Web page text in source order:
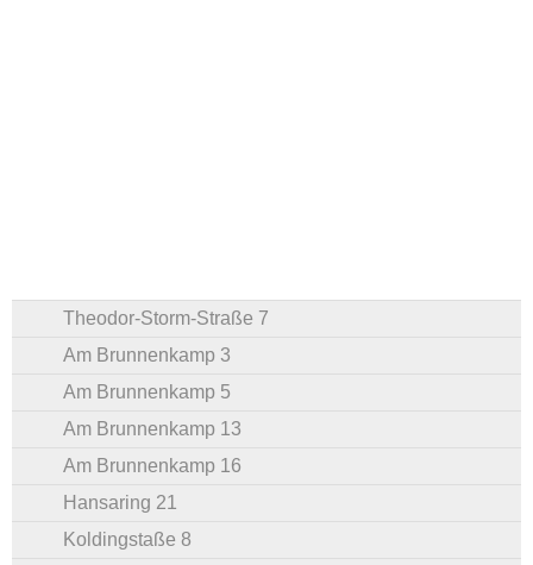
Theodor-Storm-Straße 7
Am Brunnenkamp 3
Am Brunnenkamp 5
Am Brunnenkamp 13
Am Brunnenkamp 16
Hansaring 21
Koldingstaße 8